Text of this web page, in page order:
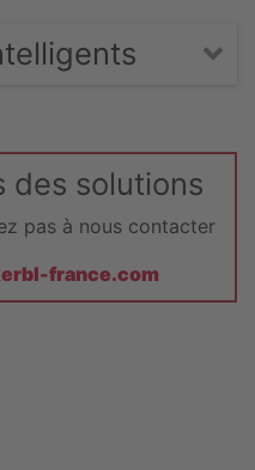
des solutions
pas à nous contacter
france.com